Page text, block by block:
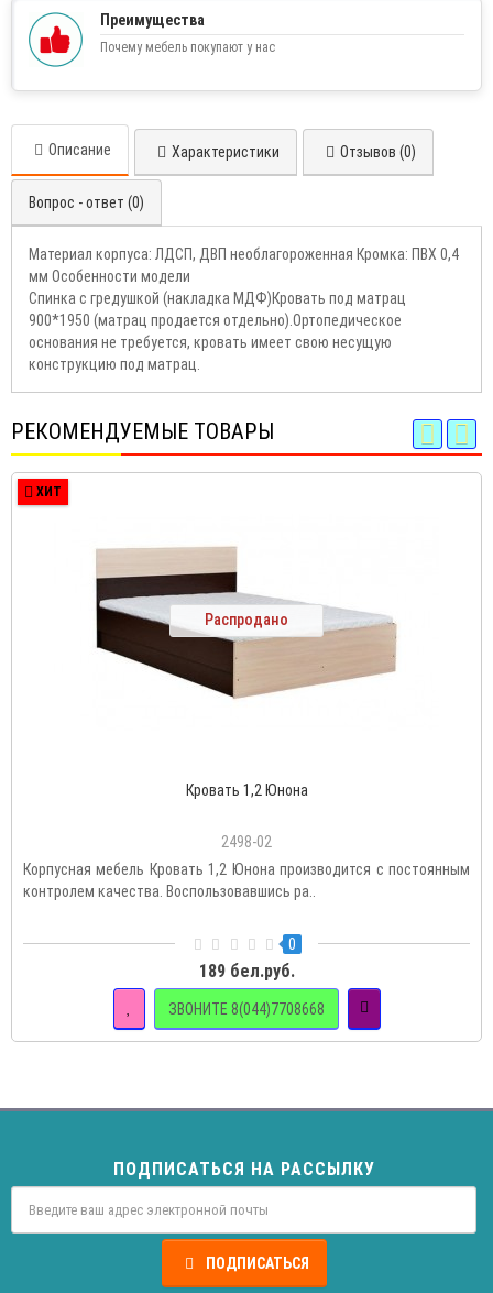
Преимущества
Почему мебель покупают у нас
Описание Характеристики Отзывов (0)
Вопрос - ответ (0)
Материал корпуса: ЛДСП, ДВП необлагороженная Кромка: ПВХ 0,4
мм Особенности модели
Спинка с гредушкой (накладка МДФ)Кровать под матрац
900*1950 (матрац продается отдельно).Ортопедическое
основания не требуется, кровать имеет свою несущую
конструкцию под матрац.
РЕКОМЕНДУЕМЫЕ ТОВАРЫ
ХИТ
Распродано
Кровать 1,2 Юнона
2498-02
Корпусная мебель Кровать 1,2 Юнона производится с постоянным
контролем качества. Воспользовавшись ра..
0
189 бел.руб.
ЗВОНИТЕ 8(044)7708668
ПОДПИСАТЬСЯ НА РАССЫЛКУ
ПОДПИСАТЬСЯ